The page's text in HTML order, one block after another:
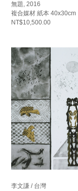
無題, 2016
複合媒材 紙本 40x30cm
NT$10,500.00
李文謙 / 台灣